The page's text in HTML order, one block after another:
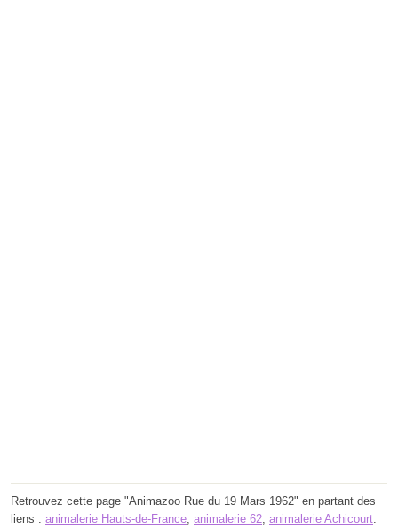
Retrouvez cette page "Animazoo Rue du 19 Mars 1962" en partant des
liens : animalerie Hauts-de-France animalerie 62 animalerie Achicourt